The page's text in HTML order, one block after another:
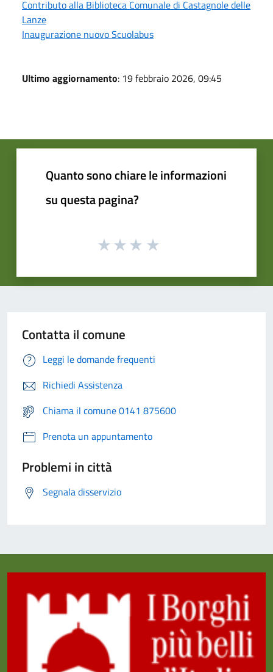
Contributo alla Biblioteca Comunale di Castagnole delle
Lanze
Inaugurazione nuovo Scuolabus
Ultimo aggiornamento: 19 febbraio 2026, 09:45
Quanto sono chiare le informazioni
su questa pagina?
Contatta il comune
Leggi le domande frequenti
Richiedi Assistenza
Chiama il comune 0141 875600
Prenota un appuntamento
Problemi in città
Segnala disservizio